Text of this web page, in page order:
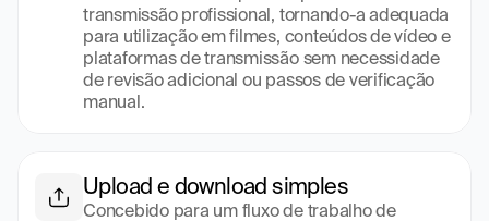
transmissão profissional, tornando-a adequada
para utilização em filmes, conteúdos de vídeo e
plataformas de transmissão sem necessidade
de revisão adicional ou passos de verificação
manual.
Upload e download simples
Concebido para um fluxo de trabalho de